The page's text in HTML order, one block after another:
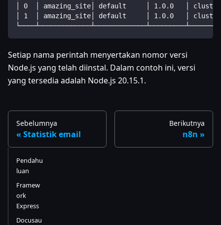
│ 0  │ amazing_site│ default     │ 1.0.0   │
│ 1  │ amazing_site│ default     │ 1.0.0   │
Setiap nama perintah menyertakan nomor versi
Node.js yang telah diinstal. Dalam contoh ini, versi
yang tersedia adalah Node.js 20.15.1.
Sebelumnya
Statistik email
Berikutnya
n8n
Pendahu
luan
Framew
ork
Express
Docusau